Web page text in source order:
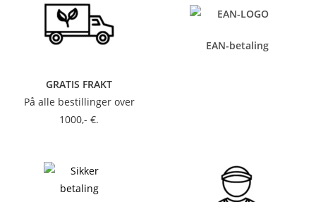
GRATIS FRAKT
På alle bestillinger over
1000,- €.
EAN-betaling